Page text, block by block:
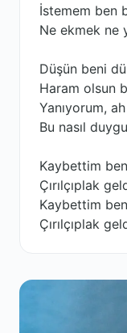
İstemem ben
Ne ekmek ne
Düşün beni
Haram olsun
Yanıyorum,
Bu nasıl duygu
Kaybettim
Çırılçıplak
Kaybettim
Çırılçıplak